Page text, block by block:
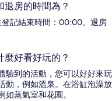
房的時間為？
記結束時間：00:00。退房
好看好玩的？
驗到的活動，您可以好好來玩
動，例如溫泉。在浴缸泡澡放
蒸氣室和花園。